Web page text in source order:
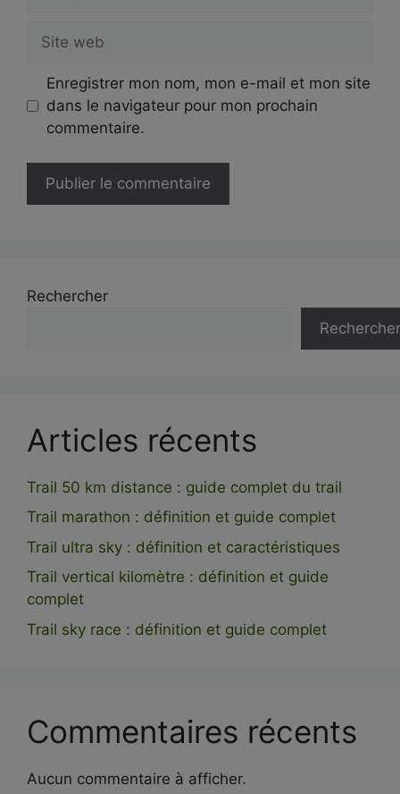
Site
Enregistrer mon nom, mon e-mail et mon site
dans le navigateur pour mon prochain
commentaire.
Rechercher
Rechercher
Articles récents
Trail 50 km distance : guide complet du trail
Trail marathon : définition et guide complet
Trail ultra sky : définition et caractéristiques
Trail vertical kilomètre : définition et guide
complet
Trail sky race : définition et guide complet
Commentaires récents
Aucun commentaire à afficher.